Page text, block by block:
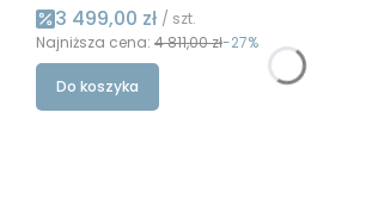
Cena promocyjna
3 499,00 zł / szt.
Najniższa cena: 4 811,00 zł-27%
Do koszyka